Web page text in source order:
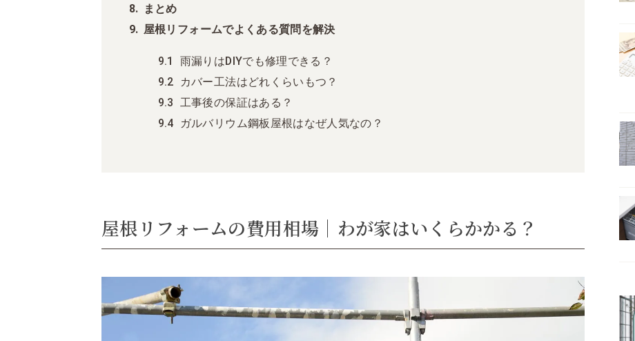
まとめ
屋根リフォームでよくある質問を解決
雨漏りはDIYでも修理できる？
カバー工法はどれくらいもつ？
工事後の保証はある？
ガルバリウム鋼板屋根はなぜ人気なの？
屋根リフォームの費用相場｜わが家はいくらかかる？